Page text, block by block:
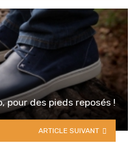
pour des pieds reposés !
ARTICLE SUIVANT